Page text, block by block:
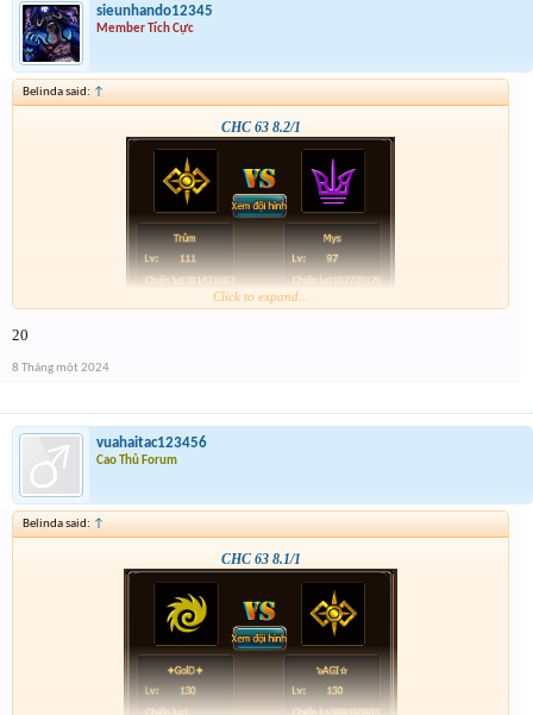
sieunhando12345
Member Tích Cực
Belinda said: ↑
CHC 63 8.2/1
Click to expand...
20
8 Tháng một 2024
vuahaitac123456
Cao Thủ Forum
Belinda said: ↑
CHC 63 8.1/1